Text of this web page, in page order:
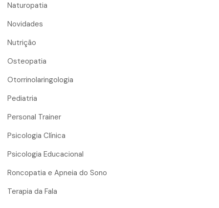
Naturopatia
Novidades
Nutrição
Osteopatia
Otorrinolaringologia
Pediatria
Personal Trainer
Psicologia Clínica
Psicologia Educacional
Roncopatia e Apneia do Sono
Terapia da Fala